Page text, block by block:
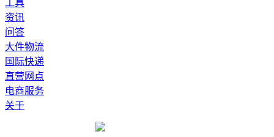
工具
资讯
问答
大件物流
国际快递
直营网点
电商服务
关于